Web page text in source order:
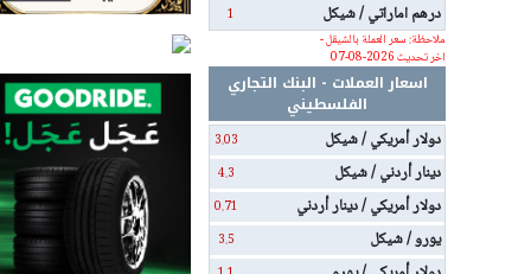
درهم اماراتي / شيكل
1
ملاحظة: سعر العملة بالشيقل -
اخر تحديث 2026-08-07
اسعار العملات - البنك التجاري
الفلسطيني
دولار أمريكي / شيكل
3.03
دينار أردني / شيكل 4.3
دولار أمريكي / دينار أردني 0.71
يورو / شيكل 3.5